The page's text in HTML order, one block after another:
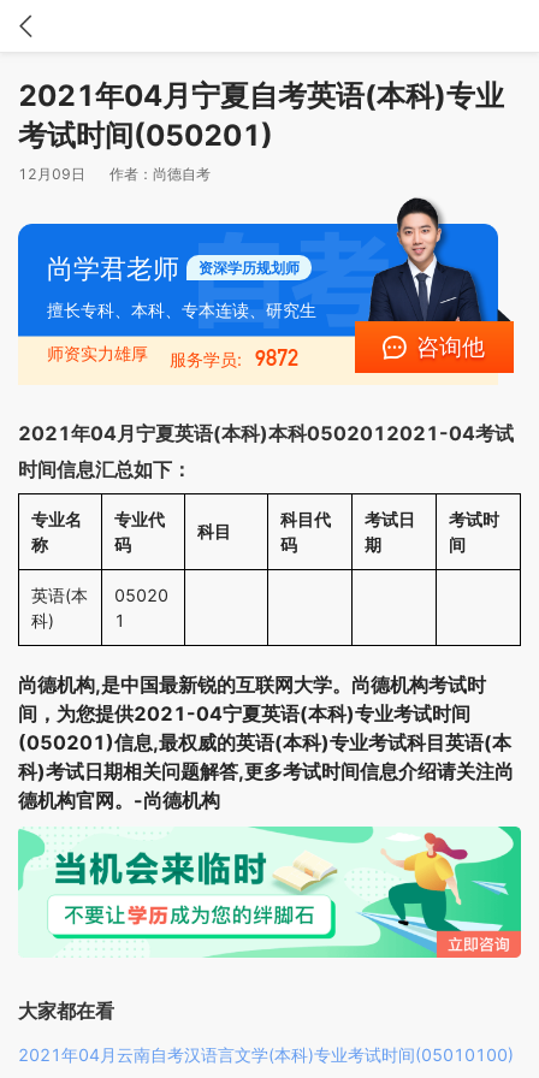
2021年04月宁夏自考英语(本科)专业
考试时间(050201)
12月09日 作者： 尚德自考
尚学君老师 资深学历规划师
擅长专科、本科、专本连读、研究生
师资实力雄厚 服务学员: 9872 咨询他
2021年04月宁夏英语(本科)本科0502012021-04考试
时间信息汇总如下：
专业名
称
专业代
码
科目
科目代
码
考试日
期
考试时
间
英语(本
科)
05020
1
尚德机构,是中国最新锐的互联网大学。尚德机构考试时
间，为您提供2021-04宁夏英语(本科)专业考试时间
(050201)信息,最权威的英语(本科)专业考试科目英语(本
科)考试日期相关问题解答,更多考试时间信息介绍请关注尚
德机构官网。-尚德机构
大家都在看
2021年04月云南自考汉语言文学(本科)专业考试时间(05010100)